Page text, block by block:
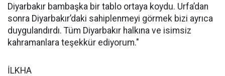
Diyarbakır bambaşka bir tablo ortaya koydu. Urfa’dan
sonra Diyarbakır’daki sahiplenmeyi görmek bizi ayrıca
duygulandırdı. Tüm Diyarbakır halkına ve isimsiz
kahramanlara teşekkür ediyorum."
İLKHA